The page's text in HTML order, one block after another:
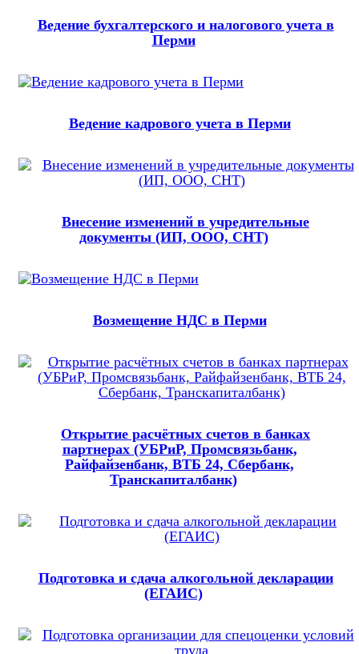
Ведение бухгалтерского и налогового учета в
Перми
Ведение кадрового учета в Перми
Внесение изменений в учредительные
документы (ИП, ООО, СНТ)
Возмещение НДС в Перми
Открытие расчётных счетов в банках
партнерах (УБРиР, Промсвязьбанк,
Райфайзенбанк, ВТБ 24, Сбербанк,
Транскапиталбанк)
Подготовка и сдача алкогольной декларации
(ЕГАИС)